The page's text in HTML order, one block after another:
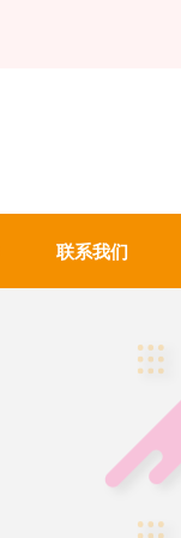
联系我们